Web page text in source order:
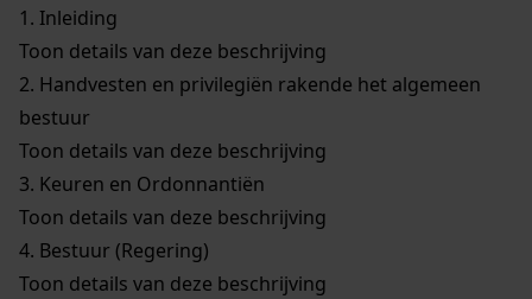
1. Inleiding
Toon details van deze beschrijving
2. Handvesten en privilegiën rakende het algemeen
bestuur
Toon details van deze beschrijving
3. Keuren en Ordonnantiën
Toon details van deze beschrijving
4. Bestuur (Regering)
Toon details van deze beschrijving